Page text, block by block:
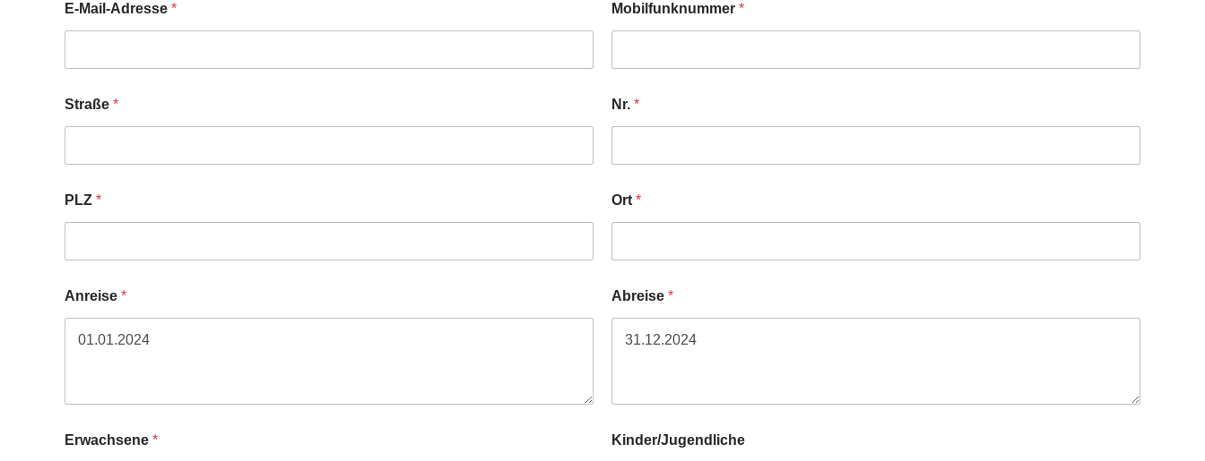
E-Mail-Adresse * Mobilfunknummer *
Straße * Nr. *
PLZ * Ort *
Anreise * Abreise *
Erwachsene * Kinder/Jugendliche